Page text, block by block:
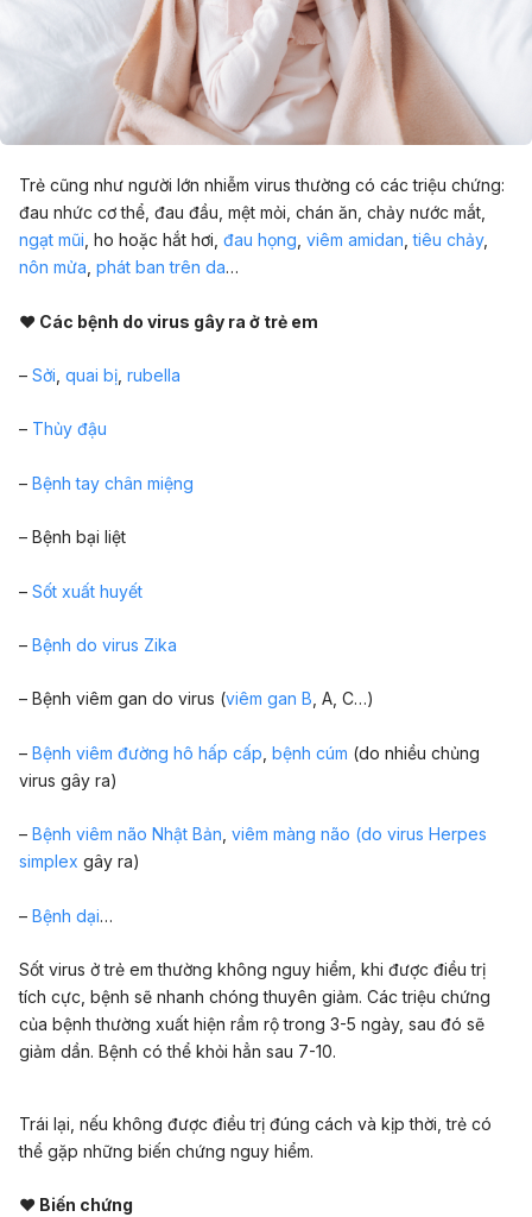
Trẻ cũng như người lớn nhiễm virus thường có các triệu chứng:
đau nhức cơ thể, đau đầu, mệt mỏi, chán ăn, chảy nước mắt,
ngạt mũi , ho hoặc hắt hơi, đau họng viêm amidan ,tiêu chảy,
nôn mửa phát ban trên da…
♥ Các bệnh do virus gây ra ở trẻ em
– Sởi quai bị rubella
– Thủy đậu
– Bệnh tay chân miệng
– Bệnh bại liệt
– Sốt xuất huyết
– Bệnh do virus Zika
– Bệnh viêm gan do virus (viêm gan B, A, C…)
– Bệnh viêm đường hô hấp cấp bệnh cúm (do nhiều chủng
virus gây ra)
– Bệnh viêm não Nhật Bản viêm màng não (do virus Herpes
simplex gây ra)
– Bệnh dại…
Sốt virus ở trẻ em thường không nguy hiểm, khi được điều trị
tích cực, bệnh sẽ nhanh chóng thuyên giảm. Các triệu chứng
của bệnh thường xuất hiện rầm rộ trong 3-5 ngày, sau đó sẽ
giảm dần. Bệnh có thể khỏi hẳn sau 7-10.
Trái lại, nếu không được điều trị đúng cách và kịp thời, trẻ có
thể gặp những biến chứng nguy hiểm.
♥ Biến chứng